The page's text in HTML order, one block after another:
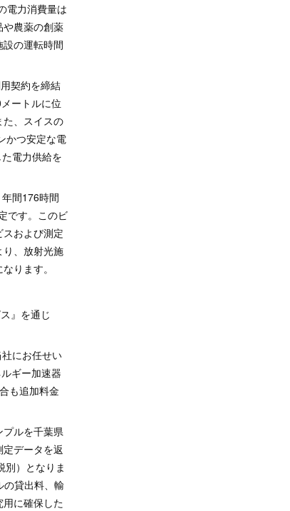
電力消費量は
農薬の創薬
の運転時間
契約を締結
ートルに位
、スイスの
かつ安定な電
電力供給を
間176時間
です。このビ
および測定
、放射光施
ります。
』を通じ
にお任せい
ギー加速器
も追加料金
ルを千葉県
データを返
別）となりま
の貸出料、輸
に確保した